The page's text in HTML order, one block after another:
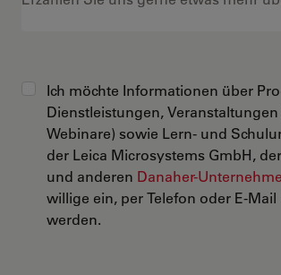
Ich möchte Informationen über
Dienstleistungen,
Webinare) sowie Lern- und
der Leica Microsystems GmbH,
und anderen Danaher-
willige ein, per Telefon oder E-Mail
werden.